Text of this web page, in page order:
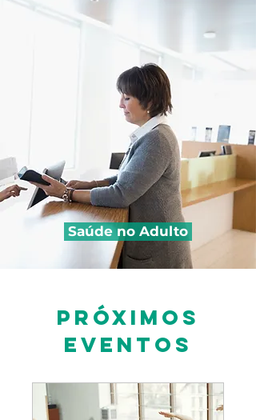
Saúde no Adulto
Próximos
eventos